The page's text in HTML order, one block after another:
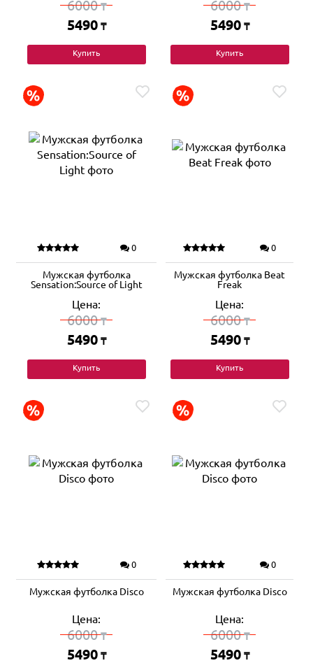
6000₸
5490 ₸
Купить
6000₸
5490 ₸
Купить
0
Мужская футболка
Sensation:Source of Light
Цена:
6000₸
5490 ₸
Купить
0
Мужская футболка Beat
Freak
Цена:
6000₸
5490 ₸
Купить
0
Мужская футболка Disco
Цена:
6000₸
5490 ₸
0
Мужская футболка Disco
Цена:
6000₸
5490 ₸